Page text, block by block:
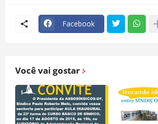
Facebook
Você vai gostar